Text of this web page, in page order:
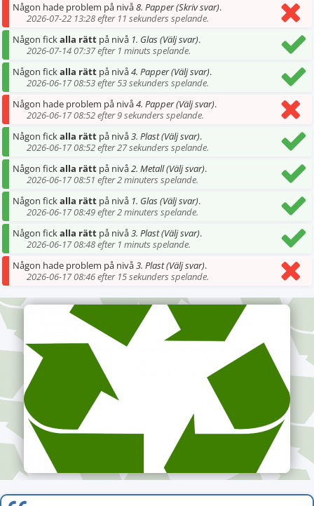
Någon hade problem på nivå8. Papper (Skriv svar).
2026-07-22 13:28 efter 11 sekunders spelande.
Någon fickalla rätt på nivå 1. Glas (Välj svar).
2026-07-14 07:37 efter 1 minuts spelande.
Någon fickalla rätt på nivå4. Papper (Välj svar).
2026-06-17 08:53 efter 53 sekunders spelande.
Någon hade problem på nivå4. Papper (Välj svar).
2026-06-17 08:52 efter 9 sekunders spelande.
Någon fickalla rätt på nivå3. Plast (Välj svar).
2026-06-17 08:52 efter 27 sekunders spelande.
Någon fickalla rätt på nivå2. Metall (Välj svar).
2026-06-17 08:51 efter 2 minuters spelande.
Någon fickalla rätt på nivå 1. Glas (Välj svar).
2026-06-17 08:49 efter 2 minuters spelande.
Någon fickalla rätt på nivå3. Plast (Välj svar).
2026-06-17 08:48 efter 1 minuts spelande.
Någon hade problem på nivå3. Plast (Välj svar).
2026-06-17 08:46 efter 15 sekunders spelande.